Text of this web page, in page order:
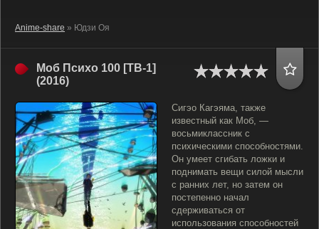
Anime-share » Юдзи Оя
Моб Психо 100 [ТВ-1]
(2016)
Сигэо Кагэяма, также
известный как Моб, —
восьмиклассник с
психическими способностями.
Он умеет сгибать ложки и
поднимать вещи силой мысли
с ранних лет, но затем он
постепенно начал
сдерживаться от
использования способностей